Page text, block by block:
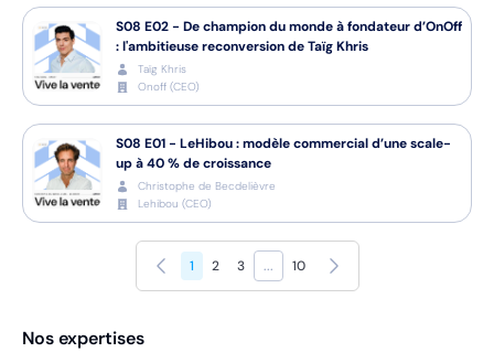
S08 E02 - De champion du monde à fondateur d’OnOff
: l'ambitieuse reconversion de Taïg Khris
Taïg Khris
Onoff (CEO)
S08 E01 - LeHibou : modèle commercial d’une scale-
up à 40 % de croissance
Christophe de Becdelièvre
Lehibou (CEO)
Précédent
1 2 3 ... 10 Suivant
Nos expertises